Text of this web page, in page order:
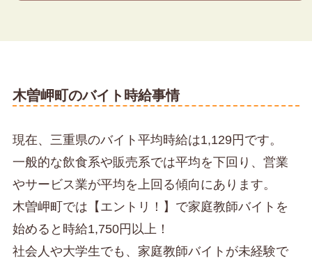
木曽岬町のバイト時給事情
現在、三重県のバイト平均時給は1,129円です。
一般的な飲食系や販売系では平均を下回り、営業
やサービス業が平均を上回る傾向にあります。
木曽岬町では【エントリ！】で家庭教師バイトを
始めると時給1,750円以上！
社会人や大学生でも、家庭教師バイトが未経験で